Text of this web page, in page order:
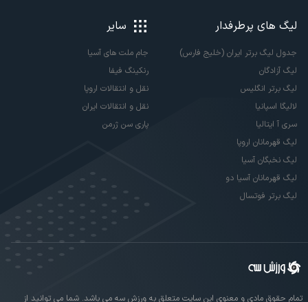
لیگ های پرطرفدار
جدول لیگ برتر ایران (خلیج فارس)
لیگ آزادگان
لیگ برتر انگلیس
لالیگا اسپانیا
سری آ ایتالیا
لیگ قهرمانان اروپا
لیگ نخبگان آسیا
لیگ قهرمانان آسیا دو
لیگ برتر فوتسال
سایر
جام ملت های آسیا
رنکینگ فیفا
نقل و انتقالات اروپا
نقل و انتقالات ایران
پاری سن ژرمن
تمام حقوق مادی و معنوی این سایت متعلق به ورزش سه می باشد. شما می توانید از